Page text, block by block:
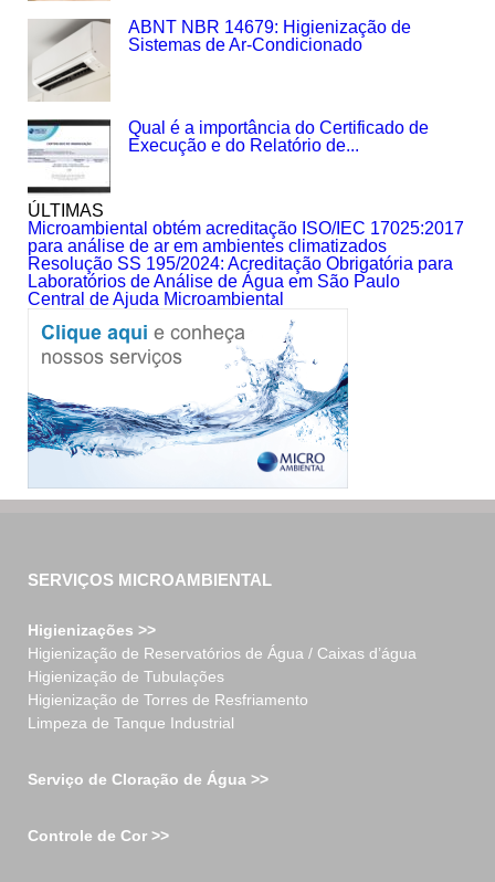
ABNT NBR 14679: Higienização de
Sistemas de Ar-Condicionado
Qual é a importância do Certificado de
Execução e do Relatório de...
ÚLTIMAS
Microambiental obtém acreditação ISO/IEC 17025:2017
para análise de ar em ambientes climatizados
Resolução SS 195/2024: Acreditação Obrigatória para
Laboratórios de Análise de Água em São Paulo
Central de Ajuda Microambiental
SERVIÇOS MICROAMBIENTAL
Higienizações >>
Higienização de Reservatórios de Água / Caixas d’água
Higienização de Tubulações
Higienização de Torres de Resfriamento
Limpeza de Tanque Industrial
Serviço de Cloração de Água >>
Controle de Cor >>